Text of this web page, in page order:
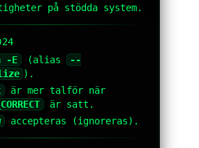
på stödda system.
-E (alias
--
).
är mer talför när
är satt.
accepteras (ignoreras).